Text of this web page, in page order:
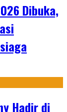
Dibuka,
Hadir di